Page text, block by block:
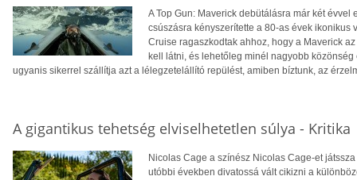
A Top Gun: Maverick debütálásra már két
csúszásra kényszerítette a 80-as évek ikonikus
Cruise ragaszkodtak ahhoz, hogy a Maverick
kell látni, és lehetőleg minél nagyobb
ugyanis sikerrel szállítja azt a lélegzetelállító repülést, amiben bíztunk, az
A gigantikus tehetség elviselhetetlen súlya - Kritika
Nicolas Cage a színész Nicolas Cage-et
utóbbi években divatossá vált cikizni a